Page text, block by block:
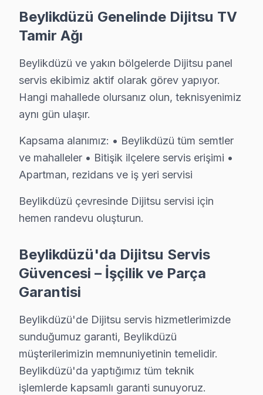
• 2 yıl garanti (parça + işçilik)
• Sigortalı taşıma (gerekirse)
Beylikdüzü'da Dijitsu TV için fiyat almak: Hattımızı
Beylikdüzü Dijitsu TV Teknik Destek
Beylikdüzü'de Dijitsu TV sahiplerine sunduğumuz
Kart Düzeyinde Onarım: Ana kart, güç kartı ve T-
Smart TV Platform Sorunları: LED akıllı TV ve
» Beylikdüzü genelinde mobil servis ekibimizle
Servis sürecinin başından sonuna kadar şeffaf fiyat
Ücretsiz Arıza Tespiti: Beylikdüzü'de arıza tespiti
Şeffaf Fiyat Teklifi: Hangi bileşenlerin değişeceğini,
Garantili Servis Avantajı: 6 ay-2 yıl garanti ile aynı
» Basit arızalarda aynı gün servis tamamlanır.
Dijitsu Servisi Garanti ve Sonrası Destek
Beylikdüzü Dijitsu TV Servis Garanti Belgesi - 1 Yıl Parça
Beylikdüzü Genelinde Dijitsu TV
Tamir Ağı
Beylikdüzü ve yakın bölgelerde Dijitsu panel
servis ekibimiz aktif olarak görev yapıyor.
Hangi mahallede olursanız olun, teknisyenimiz
aynı gün ulaşır.
Kapsama alanımız: • Beylikdüzü tüm semtler
ve mahalleler • Bitişik ilçelere servis erişimi •
Apartman, rezidans ve iş yeri servisi
Beylikdüzü çevresinde Dijitsu servisi için
hemen randevu oluşturun.
Beylikdüzü'da Dijitsu Servis
Güvencesi – İşçilik ve Parça
Garantisi
Beylikdüzü'de Dijitsu servis hizmetlerimizde
sunduğumuz garanti, Beylikdüzü
müşterilerimizin memnuniyetinin temelidir.
Beylikdüzü'da yaptığımız tüm teknik
işlemlerde kapsamlı garanti sunuyoruz.